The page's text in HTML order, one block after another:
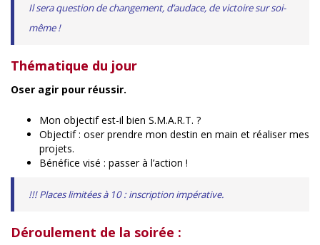
Il sera question de changement, d’audace, de victoire sur soi-
même !
Thématique du jour
Oser agir pour réussir.
Mon objectif est-il bien S.M.A.R.T. ?
Objectif : oser prendre mon destin en main et réaliser mes
projets.
Bénéfice visé : passer à l’action !
!!! Places limitées à 10 : inscription impérative.
Déroulement de la soirée :